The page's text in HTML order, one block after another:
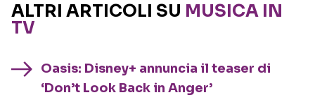
ALTRI ARTICOLI SU MUSICA IN
TV
Oasis: Disney+ annuncia il teaser di
‘Don’t Look Back in Anger’